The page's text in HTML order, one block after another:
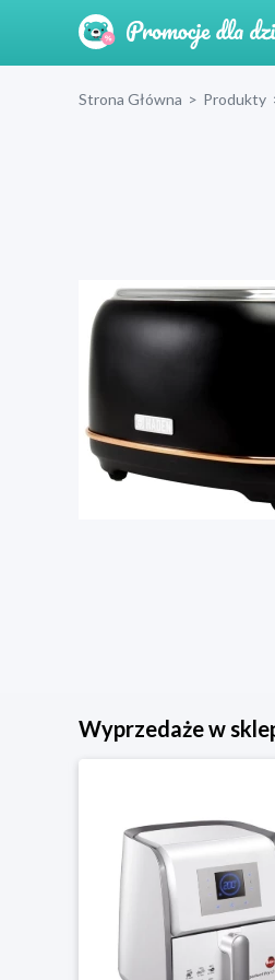
Strona Główna > Produkty
Wyprzedaże w